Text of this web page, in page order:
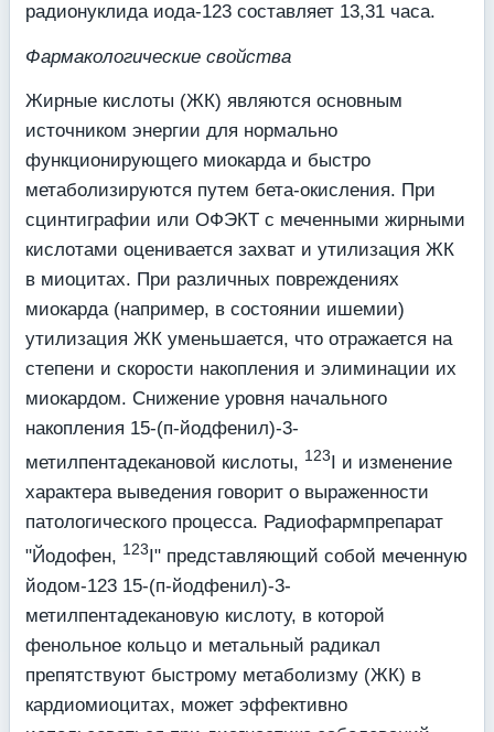
радионуклида иода-123 составляет 13,31 часа.
Фармакологические свойства
Жирные кислоты (ЖК) являются основным
источником энергии для нормально
функционирующего миокарда и быстро
метаболизируются путем бета-окисления. При
сцинтиграфии или ОФЭКТ с меченными жирными
кислотами оценивается захват и утилизация ЖК
в миоцитах. При различных повреждениях
миокарда (например, в состоянии ишемии)
утилизация ЖК уменьшается, что отражается на
степени и скорости накопления и элиминации их
миокардом. Снижение уровня начального
накопления 15-(п-йодфенил)-3-
метилпентадекановой кислоты, 123I и изменение
характера выведения говорит о выра­женности
патологического процесса. Радиофармпрепарат
"Йодофен, 123I" представляю­щий собой меченную
йодом-123 15-(п-йодфенил)-3-
метилпентадекановую кислоту, в ко­торой
фенольное кольцо и метальный радикал
препятствуют быстрому метаболизму (ЖК) в
кардиомиоцитах, может эффективно